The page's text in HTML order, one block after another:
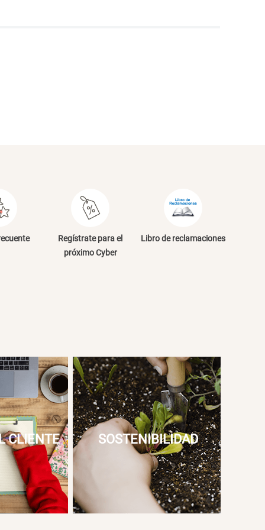
Regístrate para el
próximo Cyber
Libro de reclamaciones
CLIENTE SOSTENIBILIDAD